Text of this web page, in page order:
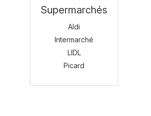
Supermarchés
Aldi
Intermarché
LIDL
Picard